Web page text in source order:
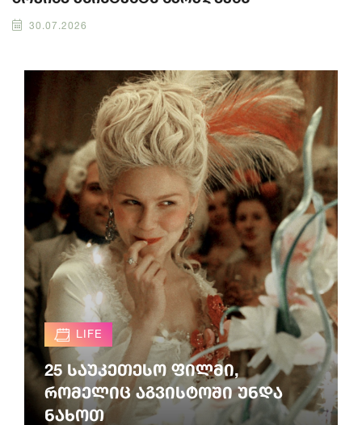
30.07.2026
LIFE
25 საუკეთესო ფილმი,
რომელიც აგვისტოში უნდა
ნახოთ